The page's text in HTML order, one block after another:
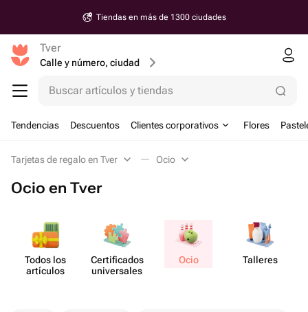
Tiendas en más de 1300 ciudades
Tver
Calle y número, ciudad
Buscar artículos y tiendas
Tendencias Descuentos Clientes corporativos Flores
Tarjetas de regalo en Tver Ocio
Ocio en Tver
Todos los
artículos
Certif​icados
unive​rsales
Ocio Talleres